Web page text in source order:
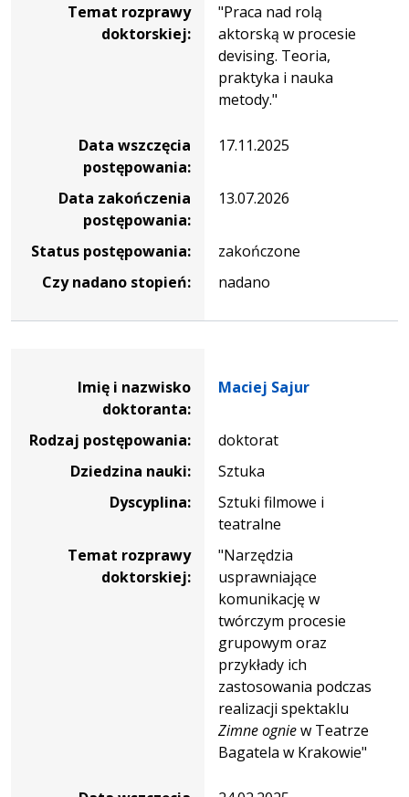
Temat rozprawy
doktorskiej:
"Praca nad rolą
aktorską w procesie
devising. Teoria,
praktyka i nauka
metody."
Data wszczęcia
postępowania:
17.11.2025
Data zakończenia
postępowania:
13.07.2026
Status postępowania:
zakończone
Czy nadano stopień:
nadano
Imię i nazwisko
doktoranta:
Maciej Sajur
Rodzaj postępowania:
doktorat
Dziedzina nauki:
Sztuka
Dyscyplina:
Sztuki filmowe i
teatralne
Temat rozprawy
doktorskiej:
"Narzędzia
usprawniające
komunikację w
twórczym procesie
grupowym oraz
przykłady ich
zastosowania podczas
realizacji spektaklu
Zimne ogniew Teatrze
Bagatela w Krakowie"